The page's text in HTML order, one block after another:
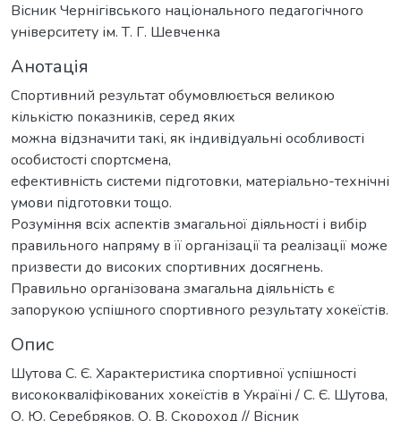
Вісник Чернігівського національного педагогічного
університету ім. Т. Г. Шевченка
Анотація
Спортивний результат обумовлюється великою
кількістю показників, серед яких
можна відзначити такі, як індивідуальні особливості
особистості спортсмена,
ефективність системи підготовки, матеріально-технічні
умови підготовки тощо.
Розуміння всіх аспектів змагальної діяльності і вибір
правильного напряму в її організації та реалізації може
призвести до високих спортивних досягнень.
Правильно організована змагальна діяльність є
запорукою успішного спортивного результату хокеїстів.
Опис
Шутова С. Є. Характеристика спортивної успішності
висококваліфікованих хокеїстів в Україні / С. Є. Шутова,
О. Ю. Серебряков, О. В. Скороход // Вісник